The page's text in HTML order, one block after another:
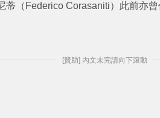
蒂（Federico Corasaniti）此前亦
[贊助] 內文未完請向下滾動